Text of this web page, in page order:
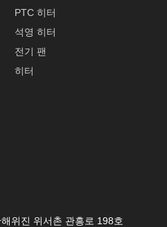
PTC 히터
석영 히터
전기 팬
히터
위진 위서촌 관흥로 198호